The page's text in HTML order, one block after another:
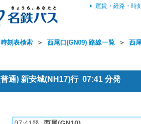
運賃・経路・時
刻表検索 ＞ 西尾口(GN09) 路線一覧 ＞ 西
通) 新安城(NH17)行 07:41 分発